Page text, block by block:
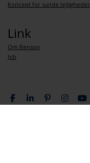
Koncept for sunde lejligheder
Link
Om Renson
Job